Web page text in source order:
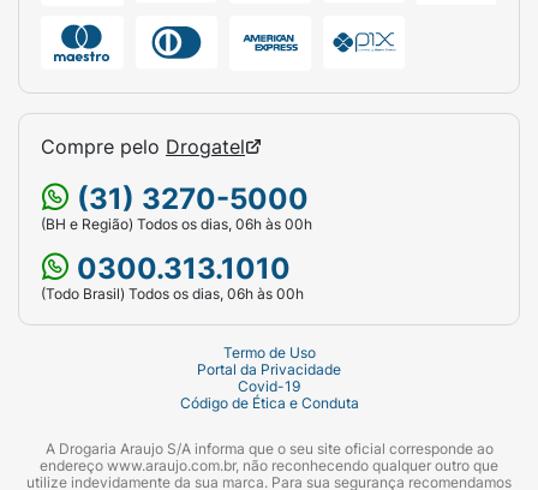
Compre pelo Drogatel
(31) 3270-5000
(BH e Região) Todos os dias, 06h às 00h
0300.313.1010
(Todo Brasil) Todos os dias, 06h às 00h
Termo de Uso
Portal da Privacidade
Covid-19
Código de Ética e Conduta
A Drogaria Araujo S/A informa que o seu site oficial corresponde ao
endereço www.araujo.com.br, não reconhecendo qualquer outro que
utilize indevidamente da sua marca. Para sua segurança recomendamos